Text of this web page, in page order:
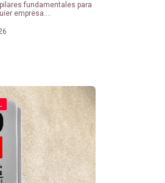
fundamentales para
empresa.…